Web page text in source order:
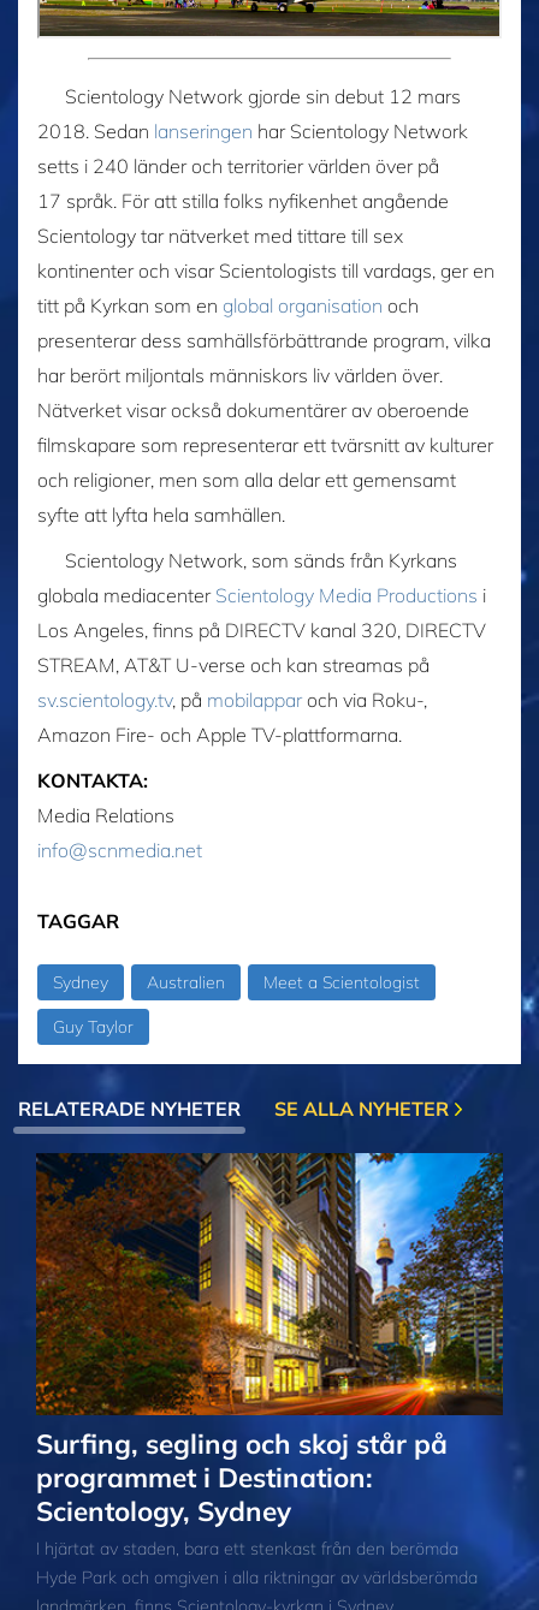
Scientology Network gjorde sin debut 12 mars
2018. Sedan lanseringen har Scientology Network
setts i 240 länder och territorier världen över på
17 språk. För att stilla folks nyfikenhet angående
Scientology tar nätverket med tittare till sex
kontinenter och visar Scientologists till vardags, ger en
titt på Kyrkan som en global organisation och
presenterar dess samhällsförbättrande program, vilka
har berört miljontals människors liv världen över.
Nätverket visar också dokumentärer av oberoende
filmskapare som representerar ett tvärsnitt av kulturer
och religioner, men som alla delar ett gemensamt
syfte att lyfta hela samhällen.
Scientology Network, som sänds från Kyrkans
globala mediacenter Scientology Media Productions i
Los Angeles, finns på DIRECTV kanal 320, DIRECTV
STREAM, AT&T U-verse och kan streamas på
sv.scientology.tv, på mobilapparoch via Roku-,
Amazon Fire- och Apple TV-plattformarna.
KONTAKTA:
Media Relations
info@scnmedia.net
TAGGAR
Sydney Australien Meet a Scientologist
Guy Taylor
RELATERADE NYHETER SE ALLA NYHETER
Surfing, segling och skoj står på
programmet i Destination:
Scientology, Sydney
I hjärtat av staden, bara ett stenkast från den berömda
Hyde Park och omgiven i alla riktningar av världsberömda